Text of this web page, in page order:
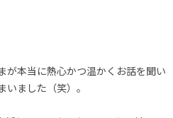
が本当に熱心かつ温かくお話を聞い
ました（笑）。